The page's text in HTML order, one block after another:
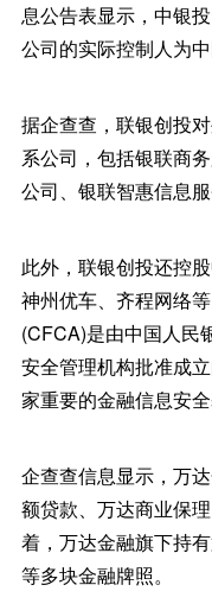
息公告表显示，中银
公司的实际控制人为
据企查查，联银创投
系公司，包括银联商
公司、银联智惠信息
此外，联银创投还控
神州优车、齐程网络
(CFCA)是由中国人民
安全管理机构批准成
家重要的金融信息安全
企查查信息显示，万
额贷款、万达商业保
着，万达金融旗下持
等多块金融牌照。